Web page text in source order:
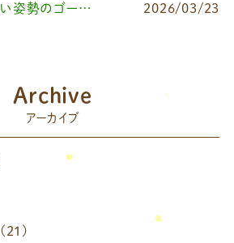
姿勢の基礎⑤「正しい姿勢のゴールを知る（正しい姿勢とは？）」 2026/03/23
Archive
アーカイブ
(21)